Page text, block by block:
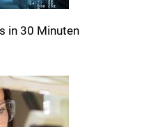
in 30 Minuten